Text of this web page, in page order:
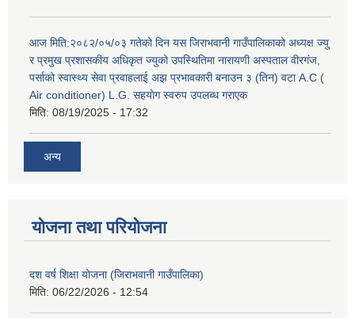
आज मिति:२०८२/०५/०३ गतेको दिन यस जिराभवानी गाउँपालिकाको अध्यक्ष ज्यु
र प्रमुख प्रशासकीय अधिकृत ज्युको उपस्थितिमा नारायणी अस्पताल वीरगंज,
पर्साको स्वास्थ्य सेवा प्रवाहलाई अझ प्रभावकारी बनाउन ३ (तिन) वटा A.C (
Air conditioner) L.G. सहयाेग स्वरुप उपलब्ध गराएक
मिति: 08/19/2025 - 17:32
अन्य
योजना तथा परियोजना
दश वर्ष शिक्षा योजना (जिराभवानी गाउँपालिका)
मिति: 06/22/2026 - 12:54